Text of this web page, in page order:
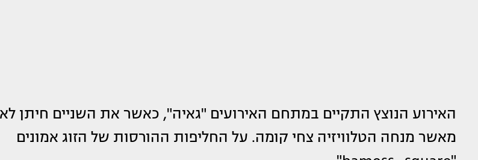
האירוע הנוצץ התקיים במתחם האירועים "גאיה", כאשר את השניים חיתן
מאשר מנחה הטלוויזיה צחי קומה. על החליפות ההורסות של הזוג אמונים